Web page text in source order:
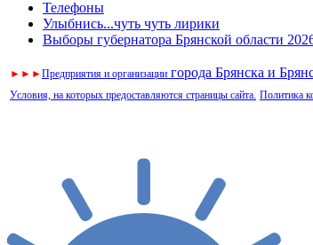
Телефоны
Улыбнись...чуть чуть лирики
Выборы губернатора Брянской области
► ► ►Предприятия и организации города Брянска и
Условия, на которых предоставляются страницы сайта. Политика